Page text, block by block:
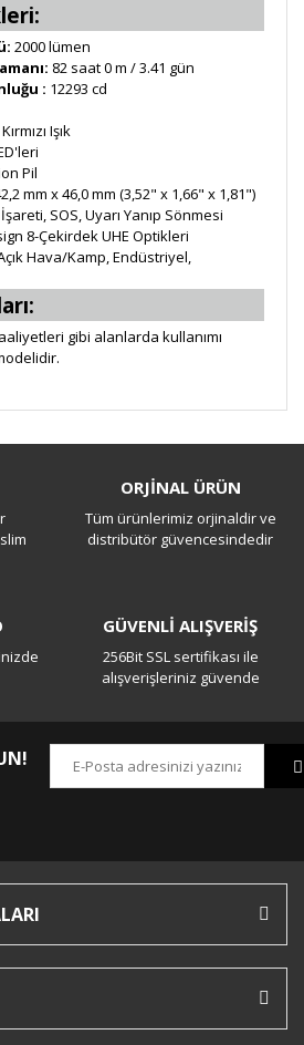
2000 lümen
82 saat 0 m / 3.41 gün
: 12293 cd
Işık
Pil
mm x 46,0 mm (3,52" x 1,66" x 1,81")
SOS, Uyarı Yanıp Sönmesi
8-Çekirdek UHE Optikleri
Hava/Kamp, Endüstriyel,
gibi alanlarda kullanımı
Yorum Yaz
ORJİNAL ÜRÜN
Tüm ürünlerimiz orjinaldir ve
distribütör güvencesindedir
GÜVENLİ ALIŞVERİŞ
256Bit SSL sertifikası ile
alışverişleriniz güvende